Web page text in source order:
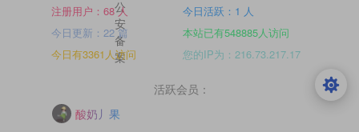
注册用户：68 人
今日活跃：1 人
今日更新：22 篇
本站已有548885人访问
今日有3361人访问
您的IP为：216.73.217.17
活跃会员：
酸奶丿果